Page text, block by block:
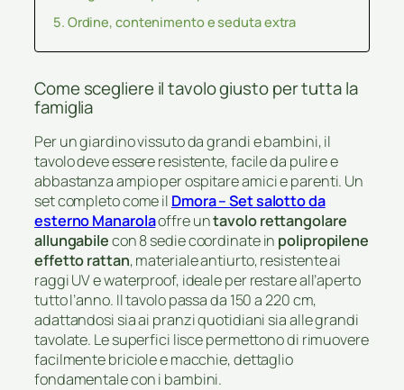
Ordine, contenimento e seduta extra
Come scegliere il tavolo giusto per tutta la
famiglia
Per un giardino vissuto da grandi e bambini, il
tavolo deve essere resistente, facile da pulire e
abbastanza ampio per ospitare amici e parenti. Un
set completo come il Dmora – Set salotto da
esterno Manarolaoffre untavolo rettangolare
allungabilecon 8 sedie coordinate in polipropilene
effetto rattan, materiale antiurto, resistente ai
raggi UV e waterproof, ideale per restare all’aperto
tutto l’anno. Il tavolo passa da 150 a 220 cm,
adattandosi sia ai pranzi quotidiani sia alle grandi
tavolate. Le superfici lisce permettono di rimuovere
facilmente briciole e macchie, dettaglio
fondamentale con i bambini.